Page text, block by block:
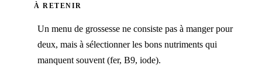
À RETENIR
Un menu de grossesse ne consiste pas à manger pour
deux, mais à sélectionner les bons nutriments qui
manquent souvent (fer, B9, iode).